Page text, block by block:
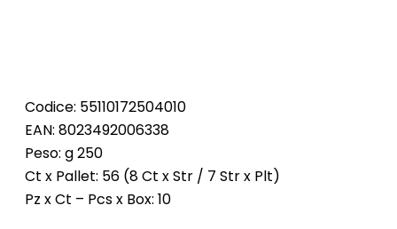
Codice: 55110172504010
EAN: 8023492006338
Peso: g 250
Ct x Pallet: 56 (8 Ct x Str / 7 Str x Plt)
Pz x Ct – Pcs x Box: 10